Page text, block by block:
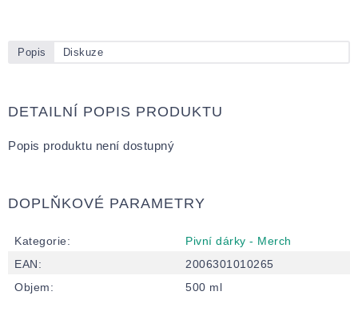
Popis Diskuze
DETAILNÍ POPIS PRODUKTU
Popis produktu není dostupný
DOPLŇKOVÉ PARAMETRY
Kategorie:
Pivní dárky - Merch
EAN:
2006301010265
Objem: 500 ml